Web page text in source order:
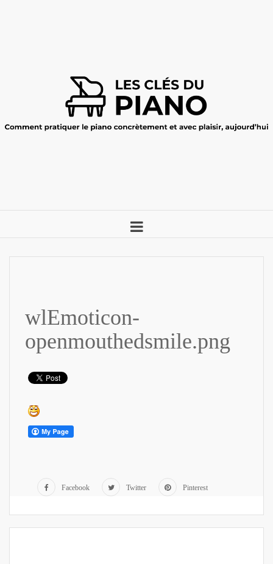
wlEmoticon-
openmouthedsmile.png
Facebook Twitter Pinterest